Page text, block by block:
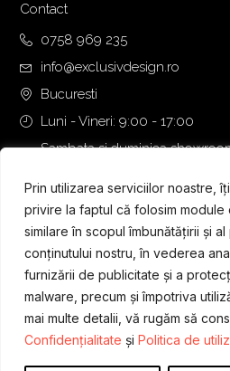
Prin utilizarea serviciilor noastre,
privire la faptul că folosim
similare în scopul îmbunătățirii și
conținutului nostru, în vederea
furnizării de publicitate și a
malware, precum și împotriva
mai multe detalii, vă rugăm să
Confidențialitate și Politica de
Contact
0758 969 235
info@exclusivdesign.ro
Bucuresti
Luni - Vineri: 9:00 - 17:00
Sambata si duminica